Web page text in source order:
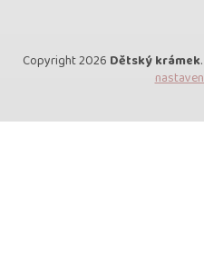
Copyright 2026 Dětský krámek